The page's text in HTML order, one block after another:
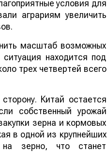
условия для
аграриям увеличить
масштаб возможных
находится под
трех четвертей всего
Китай остается
собственный урожай
зерна и кормовых
в одной из крупнейших
зерно, что станет